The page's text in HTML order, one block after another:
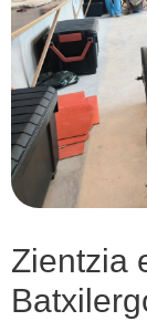
Zientzia